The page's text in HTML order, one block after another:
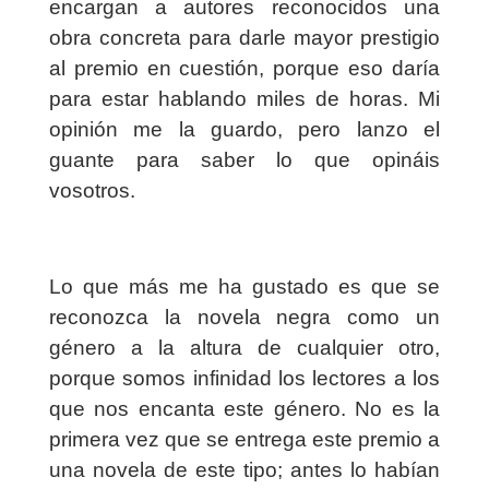
encargan a autores reconocidos una
obra concreta para darle mayor prestigio
al premio en cuestión, porque eso daría
para estar hablando miles de horas. Mi
opinión me la guardo, pero lanzo el
guante para saber lo que opináis
vosotros.
Lo que más me ha gustado es que se
reconozca la novela negra como un
género a la altura de cualquier otro,
porque somos infinidad los lectores a los
que nos encanta este género. No es la
primera vez que se entrega este premio a
una novela de este tipo; antes lo habían